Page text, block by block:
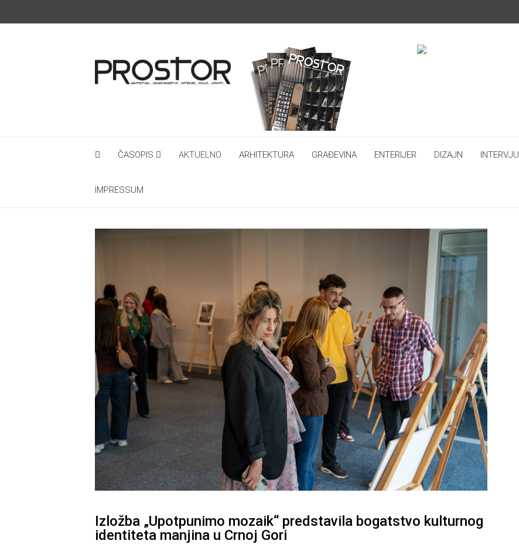
ČASOPIS AKTUELNO ARHITEKTURA GRAĐEVINA ENTERIJER DIZAJN INTERVJU
IMPRESSUM
Izložba „Upotpunimo mozaik“ predstavila bogatstvo kulturnog
identiteta manjina u Crnoj Gori